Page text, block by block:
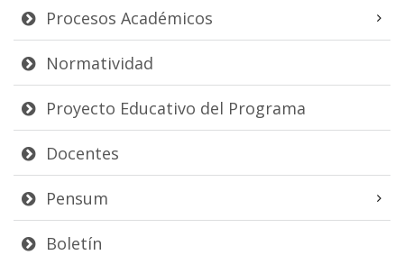
Procesos Académicos
Normatividad
Proyecto Educativo del Programa
Docentes
Pensum
Boletín